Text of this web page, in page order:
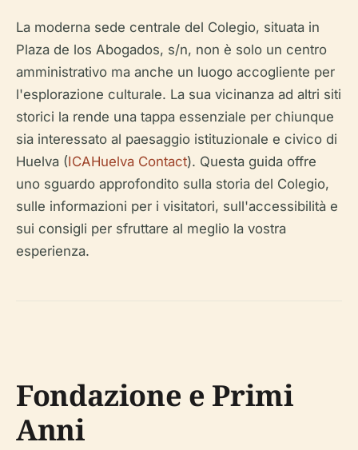
La moderna sede centrale del Colegio, situata in
Plaza de los Abogados, s/n, non è solo un centro
amministrativo ma anche un luogo accogliente per
l'esplorazione culturale. La sua vicinanza ad altri siti
storici la rende una tappa essenziale per chiunque
sia interessato al paesaggio istituzionale e civico di
Huelva (ICAHuelva Contact). Questa guida offre
uno sguardo approfondito sulla storia del Colegio,
sulle informazioni per i visitatori, sull'accessibilità e
sui consigli per sfruttare al meglio la vostra
esperienza.
Fondazione e Primi
Anni